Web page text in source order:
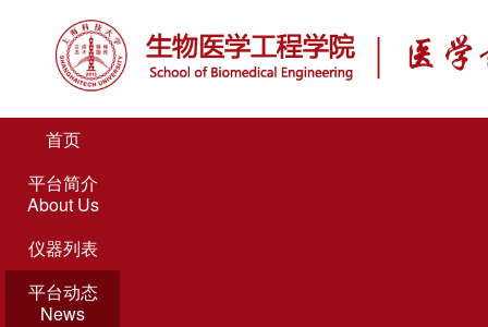
首页
平台简介
About Us
仪器列表
平台动态
News